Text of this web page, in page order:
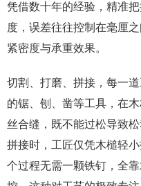
凭借数十年的经验，精准
度，误差往往控制在毫厘
紧密度与承重效果。
切割、打磨、拼接，每一
的锯、刨、凿等工具，在
丝合缝，既不能过松导致
拼接时，工匠仅凭木槌轻
个过程无需一颗铁钉，全